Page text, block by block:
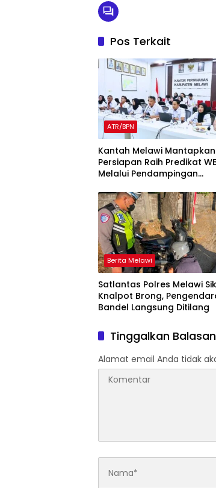
Pos Terkait
ATR/BPN
Kantah Melawi Mantapkan
Persiapan Raih Predikat
Melalui Pendampingan
Lapangan
Berita Melawi
Satlantas Polres Melawi
Knalpot Brong,
Bandel Langsung Ditilang
Tinggalkan Balasan
Alamat email Anda tidak